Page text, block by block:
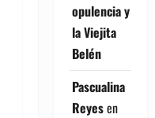
opulencia y
la Viejita
Belén
Pascualina
Reyesen